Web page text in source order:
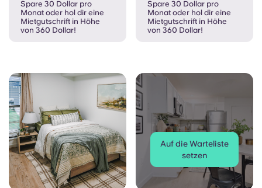
Spare 30 Dollar pro
Monat oder hol dir eine
Mietgutschrift in Höhe
von 360 Dollar!
Spare 30 Dollar pro
Monat oder hol dir eine
Mietgutschrift in Höhe
von 360 Dollar!
Auf die Warteliste
setzen